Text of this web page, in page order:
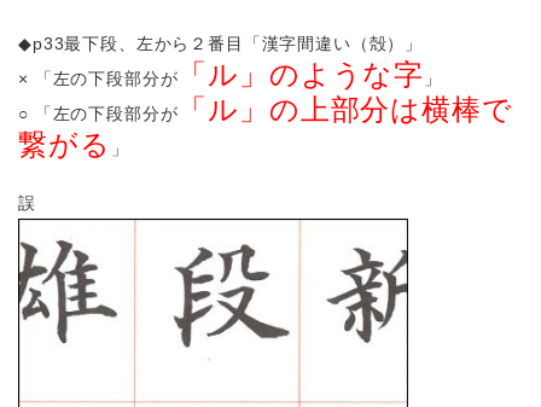
◆p33最下段、左から２番目「漢字間違い（殻）」
× 「左の下段部分が
「ル」のような字 」
○ 「左の下段部分が
「ル」の上部分は横棒で
繋がる
」
誤